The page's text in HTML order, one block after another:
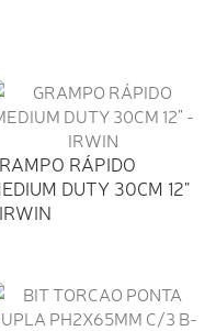
RÁPIDO
DUTY 30CM 12"